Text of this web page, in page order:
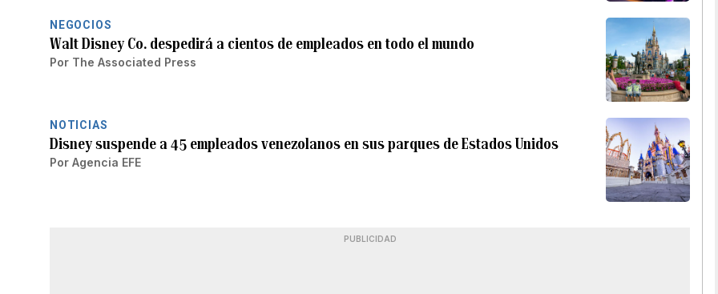
NEGOCIOS
Walt Disney Co. despedirá a cientos de empleados en todo el mundo
Por The Associated Press
NOTICIAS
Disney suspende a 45 empleados venezolanos en sus parques de Estados Unidos
Por Agencia EFE
PUBLICIDAD